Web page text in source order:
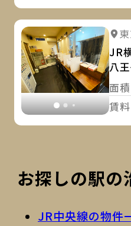
詳
JR
八
面積
賃料
お探しの駅の
JR中央線の物件